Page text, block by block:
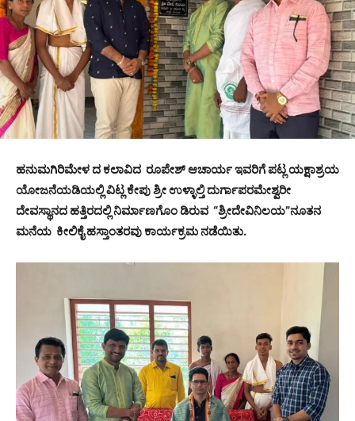
ಹನುಮಗಿರಿಮೇಳ ದ ಕಲಾವಿದ ರೂಪೇಶ್ ಆಚಾರ್ಯ ಇವರಿಗೆ ಪಟ್ಲ ಯಕ್ಷಾಶ್ರಯ
ಯೋಜನೆಯಡಿಯಲ್ಲಿ ವಿಟ್ಲ ಕೇಪು ಶ್ರೀ ಉಳ್ಳಾಲ್ತಿ ದುರ್ಗಾಪರಮೇಶ್ವರೀ
ದೇವಸ್ಥಾನದ ಹತ್ತಿರದಲ್ಲಿ ನಿರ್ಮಾಣಗೊಂ ಡಿರುವ “ಶ್ರೀದೇವಿನಿಲಯ”ನೂತನ
ಮನೆಯ ಕೀಲಿಕೈ ಹಸ್ತಾಂತರವು ಕಾರ್ಯಕ್ರಮ ನಡೆಯಿತು.